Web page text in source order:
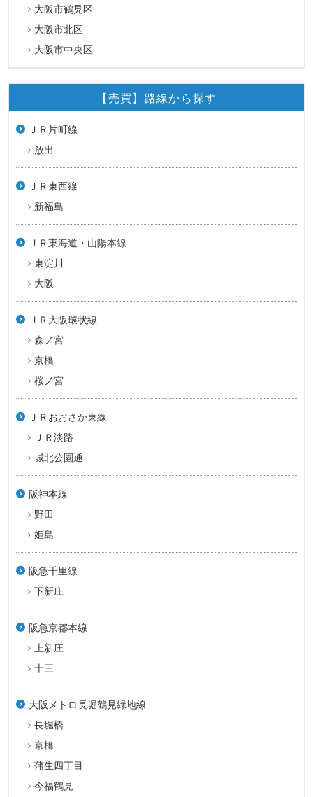
大阪市鶴見区
大阪市北区
大阪市中央区
【売買】路線から探す
ＪＲ片町線
放出
ＪＲ東西線
新福島
ＪＲ東海道・山陽本線
東淀川
大阪
ＪＲ大阪環状線
森ノ宮
京橋
桜ノ宮
ＪＲおおさか東線
ＪＲ淡路
城北公園通
阪神本線
野田
姫島
阪急千里線
下新庄
阪急京都本線
上新庄
十三
大阪メトロ長堀鶴見緑地線
長堀橋
京橋
蒲生四丁目
今福鶴見